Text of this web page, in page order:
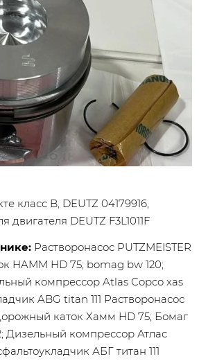
класс B, DEUTZ 04179916,
двигателя DEUTZ F3L1011F
Растворонасос PUTZMEISTER
HAMM HD 75; bomag bw 120;
компрессор Atlas Copco xas
ABG titan 111 Растворонасос
каток Хамм HD 75; Бомаг
Дизельный компрессор Атлас
АБГ титан 111